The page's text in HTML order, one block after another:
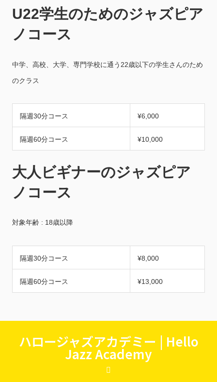
U22学生のためのジャズピア
ノコース
中学、高校、大学、専門学校に通う22歳以下の学生さんのため
のクラス
隔週30分コース ¥6,000
隔週60分コース ¥10,000
大人ビギナーのジャズピア
ノコース
対象年齢 : 18歳以降
隔週30分コース ¥8,000
隔週60分コース ¥13,000
ハロージャズアカデミー | Hello
Jazz Academy